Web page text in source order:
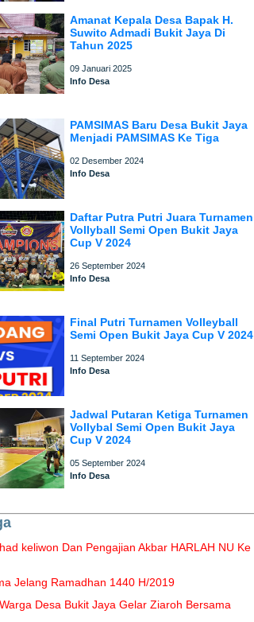
Amanat Kepala Desa Bapak H.
Suwito Admadi Bukit Jaya Di
Tahun 2025
09 Januari 2025
Info Desa
PAMSIMAS Baru Desa Bukit Jaya
Menjadi PAMSIMAS Ke Tiga
02 Desember 2024
Info Desa
Daftar Putra Putri Juara Turnamen
Vollyball Semi Open Bukit Jaya
Cup V 2024
26 September 2024
Info Desa
Final Putri Turnamen Volleyball
Semi Open Bukit Jaya Cup V 2024
11 September 2024
Info Desa
Jadwal Putaran Ketiga Turnamen
Vollybal Semi Open Bukit Jaya
Cup V 2024
05 September 2024
Info Desa
keliwon Dan Pengajian Akbar HARLAH NU Ke
Jelang Ramadhan 1440 H/2019
Desa Bukit Jaya Gelar Ziaroh Bersama